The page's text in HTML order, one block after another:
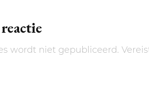
wordt niet gepubliceerd.